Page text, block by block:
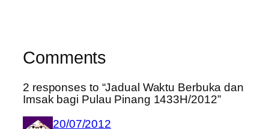
Comments
2 responses to “Jadual Waktu Berbuka dan
Imsak bagi Pulau Pinang 1433H/2012”
20/07/2012